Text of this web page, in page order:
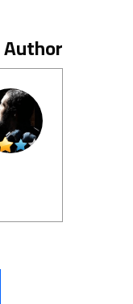
Author